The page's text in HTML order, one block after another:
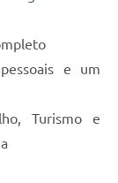
e um
Turismo e